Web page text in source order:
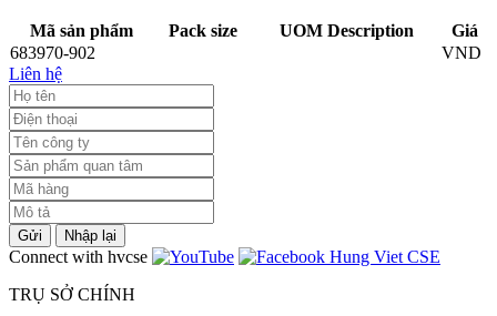
Mã sản phẩm Pack size UOM Description
Giá
683970-902
VND
Liên hệ
Gửi Nhập lại
Connect with hvcse
TRỤ SỞ CHÍNH